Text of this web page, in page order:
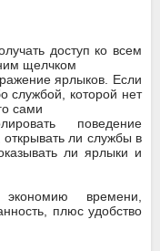
доступ ко всем
щелчком
ярлыков. Если
службой, которой нет
сами
поведение
ли службы в
ли ярлыки и
времени,
плюс удобство